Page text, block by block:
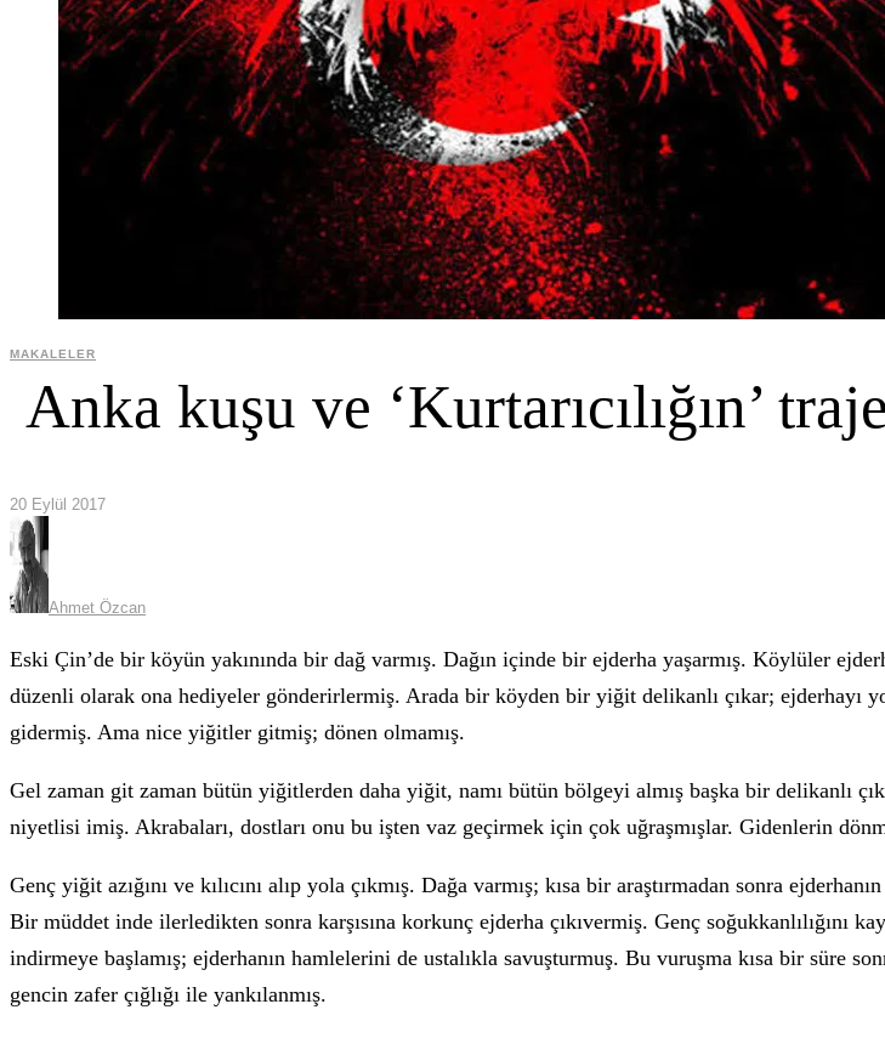
MAKALELER
Anka kuşu ve ‘Kurtarıcılığın’
20 Eylül 2017
Ahmet Özcan
Eski Çin’de bir köyün yakınında bir dağ varmış. Dağın içinde bir ejderha yaşarmış. Köylüler
düzenli olarak ona hediyeler gönderirlermiş. Arada bir köyden bir yiğit delikanlı çıkar; ejderhayı
gidermiş. Ama nice yiğitler gitmiş; dönen olmamış.
Gel zaman git zaman bütün yiğitlerden daha yiğit, namı bütün bölgeyi almış başka bir delikanlı
niyetlisi imiş. Akrabaları, dostları onu bu işten vaz geçirmek için çok uğraşmışlar. Gidenlerin
Genç yiğit azığını ve kılıcını alıp yola çıkmış. Dağa varmış; kısa bir araştırmadan sonra
Bir müddet inde ilerledikten sonra karşısına korkunç ejderha çıkıvermiş. Genç soğukkanlılığını
indirmeye başlamış; ejderhanın hamlelerini de ustalıkla savuşturmuş. Bu vuruşma kısa bir süre
gencin zafer çığlığı ile yankılanmış.